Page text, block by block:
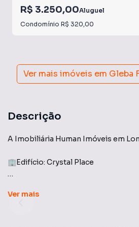
R$ 3.250,00Aluguel
Condomínio R$ 320,00
Ver mais imóveis em Gleba
Descrição
A Imobiliária Human Imóveis em
🏢Edifício: Crystal Place
para o seu conforto. O imóvel conta
Ver mais